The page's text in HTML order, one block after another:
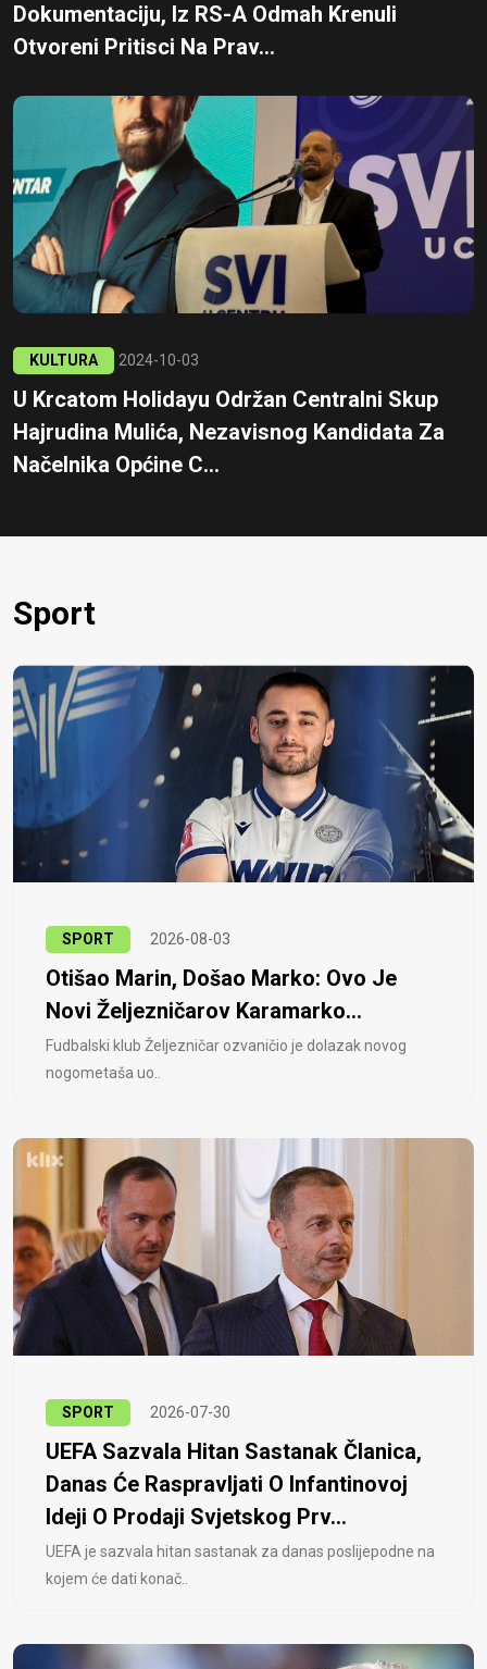
Dokumentaciju, Iz RS-A Odmah Krenuli
Otvoreni Pritisci Na Prav...
KULTURA 2024-10-03
U Krcatom Holidayu Održan Centralni Skup
Hajrudina Mulića, Nezavisnog Kandidata Za
Načelnika Općine C...
Sport
SPORT 2026-08-03
Otišao Marin, Došao Marko: Ovo Je
Novi Željezničarov Karamarko...
Fudbalski klub Željezničar ozvaničio je dolazak novog
nogometaša uo..
SPORT 2026-07-30
UEFA Sazvala Hitan Sastanak Članica,
Danas Će Raspravljati O Infantinovoj
Ideji O Prodaji Svjetskog Prv...
UEFA je sazvala hitan sastanak za danas poslijepodne na
kojem će dati konač..